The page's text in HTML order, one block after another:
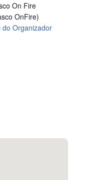
On Fire
OnFire)
do Organizador